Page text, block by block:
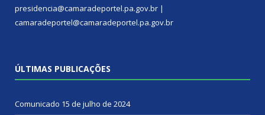
presidencia@camaradeportel.pa.gov.br |
camaradeportel@camaradeportel.pa.gov.br
ÚLTIMAS PUBLICAÇÕES
Comunicado 15 de julho de 2024